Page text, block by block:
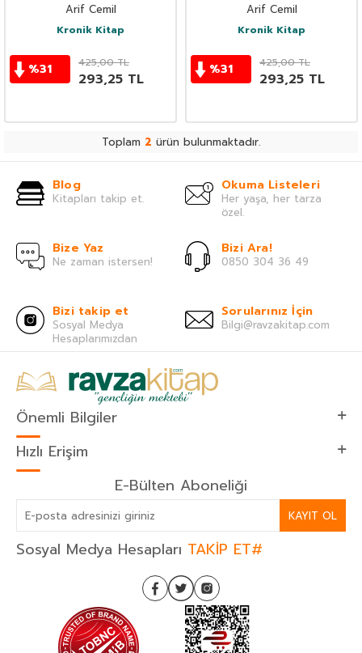
Arif Cemil
Kronik Kitap
%31 425,00TL
293,25 TL
Arif Cemil
Kronik Kitap
%31 425,00TL
293,25 TL
Toplam 2 ürün bulunmaktadır.
Blog
Kitapları takip et.
Okuma Listeleri
Her yaşa, her tarza
özel.
Bize Yaz
Ne zaman istersen!
Bizi Ara!
0850 304 36 49
Bizi takip et
Sosyal Medya
Hesaplarımızdan
Sorularınız İçin
Bilgi@ravzakitap.com
Önemli Bilgiler
Hızlı Erişim
E-Bülten Aboneliği
KAYIT OL
Sosyal Medya Hesapları TAKİP ET#